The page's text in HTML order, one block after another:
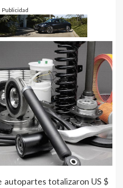
Publicidad
autopartes totalizaron US $